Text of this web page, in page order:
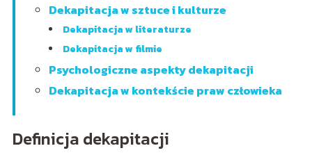
Dekapitacja w sztuce i kulturze
Dekapitacja w literaturze
Dekapitacja w filmie
Psychologiczne aspekty dekapitacji
Dekapitacja w kontekście praw człowieka
Definicja dekapitacji